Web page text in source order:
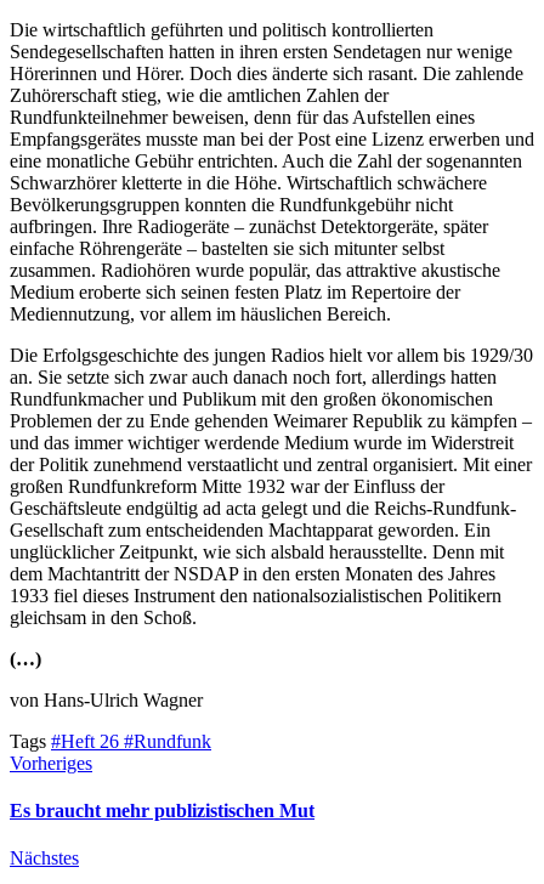
Die wirtschaftlich geführten und politisch kontrollierten
Sendegesellschaften hatten in ihren ersten Sendetagen nur wenige
Hörerinnen und Hörer. Doch dies änderte sich rasant. Die zahlende
Zuhörerschaft stieg, wie die amtlichen Zahlen der
Rundfunkteilnehmer beweisen, denn für das Aufstellen eines
Empfangsgerätes musste man bei der Post eine Lizenz erwerben und
eine monatliche Gebühr entrichten. Auch die Zahl der sogenannten
Schwarzhörer kletterte in die Höhe. Wirtschaftlich schwächere
Bevölkerungsgruppen konnten die Rundfunkgebühr nicht
aufbringen. Ihre Radiogeräte – zunächst Detektorgeräte, später
einfache Röhrengeräte – bastelten sie sich mitunter selbst
zusammen. Radiohören wurde populär, das attraktive akustische
Medium eroberte sich seinen festen Platz im Repertoire der
Mediennutzung, vor allem im häuslichen Bereich.
Die Erfolgsgeschichte des jungen Radios hielt vor allem bis 1929/30
an. Sie setzte sich zwar auch danach noch fort, allerdings hatten
Rundfunkmacher und Publikum mit den großen ökonomischen
Problemen der zu Ende gehenden Weimarer Republik zu kämpfen –
und das immer wichtiger werdende Medium wurde im Widerstreit
der Politik zunehmend verstaatlicht und zentral organisiert. Mit einer
großen Rundfunkreform Mitte 1932 war der Einfluss der
Geschäftsleute endgültig ad acta gelegt und die Reichs-Rundfunk-
Gesellschaft zum entscheidenden Machtapparat geworden. Ein
unglücklicher Zeitpunkt, wie sich alsbald herausstellte. Denn mit
dem Machtantritt der NSDAP in den ersten Monaten des Jahres
1933 fiel dieses Instrument den nationalsozialistischen Politikern
gleichsam in den Schoß.
(…)
von Hans-Ulrich Wagner
Tags #Heft 26 #Rundfunk
Vorheriges
Es braucht mehr publizistischen Mut
Nächstes